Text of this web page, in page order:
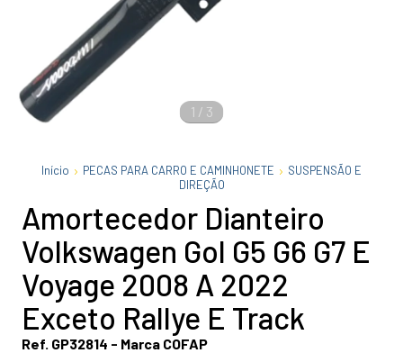
1 / 3
Início PECAS PARA CARRO E CAMINHONETE
SUSPENSÃO E
DIREÇÃO
Amortecedor Dianteiro
Volkswagen Gol G5 G6 G7 E
Voyage 2008 A 2022
Exceto Rallye E Track
Ref. GP32814 - Marca COFAP